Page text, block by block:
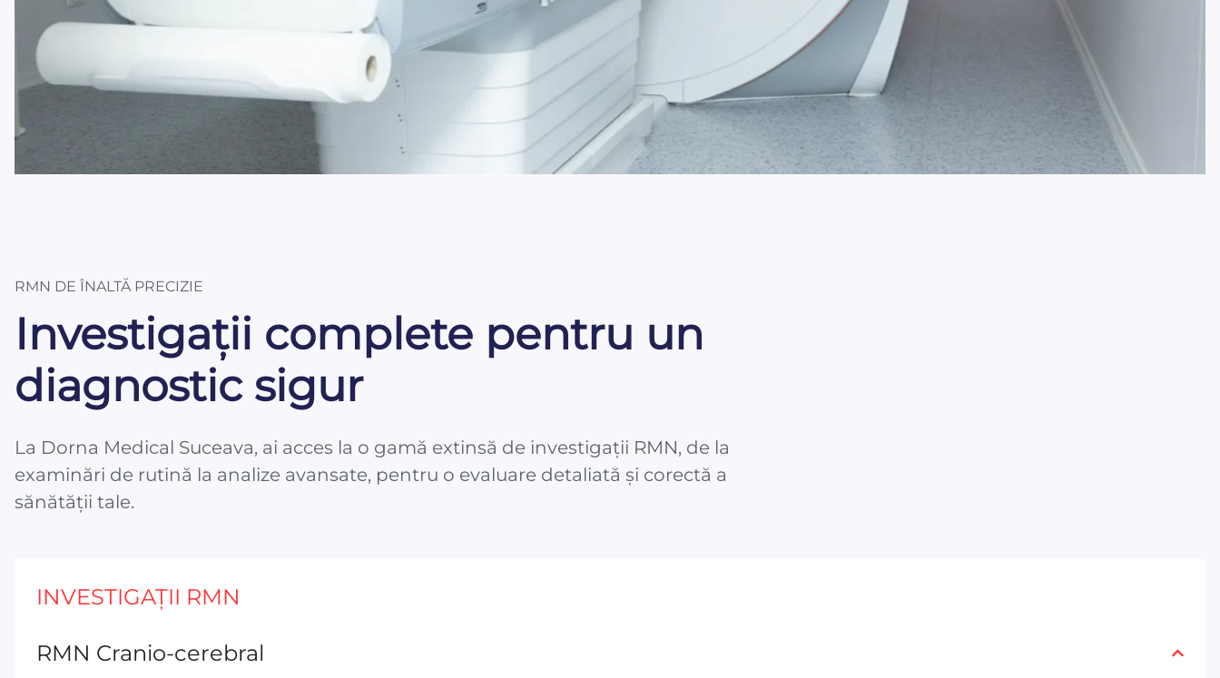
RMN DE ÎNALTĂ PRECIZIE
Investigații complete pentru un
diagnostic sigur
La Dorna Medical Suceava, ai acces la o gamă extinsă de investigații RMN, de la
examinări de rutină la analize avansate, pentru o evaluare detaliată și corectă a
sănătății tale.
INVESTIGAȚII RMN
RMN Cranio-cerebral